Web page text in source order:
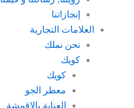
إنجازاتنا
العلامات التجارية
نحن نملك
كويك
كويك
معطر الجو
العناية بالاقمشة